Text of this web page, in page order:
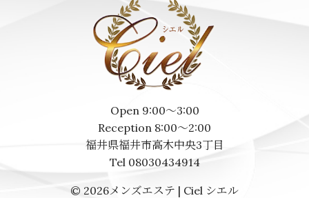
Open 9:00～3:00
Reception 8:00～2:00
福井県福井市高木中央3丁目
Tel 08030434914
© 2026メンズエステ | Ciel シエル